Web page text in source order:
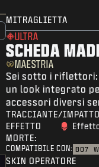
MITRAGLIETTA
ULTRA
SCHEDA
MAESTRIA
Sei sotto i riflettori:
un look integrato
accessori diversi
TRACCIANTE/
EFFETTO
MORTE:
COMPATIBILE CON: BO7
SKIN OPERATORE